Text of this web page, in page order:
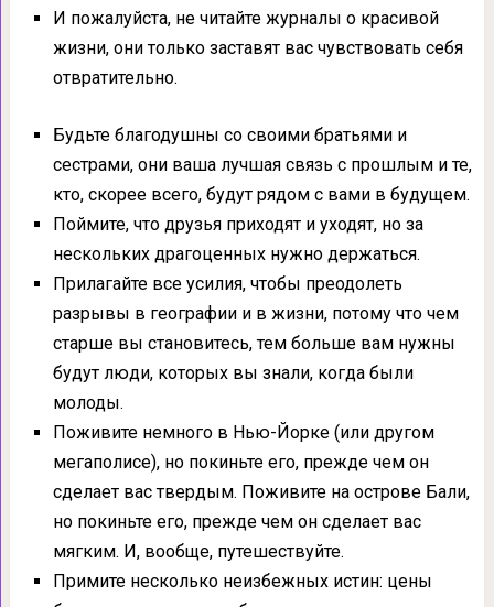
И пожалуйста, не читайте журналы о красивой
жизни, они только заставят вас чувствовать себя
отвратительно.
Будьте благодушны со своими братьями и
сестрами, они ваша лучшая связь с прошлым и те,
кто, скорее всего, будут рядом с вами в будущем.
Поймите, что друзья приходят и уходят, но за
нескольких драгоценных нужно держаться.
Прилагайте все усилия, чтобы преодолеть
разрывы в географии и в жизни, потому что чем
старше вы становитесь, тем больше вам нужны
будут люди, которых вы знали, когда были
молоды.
Поживите немного в Нью-Йорке (или другом
мегаполисе), но покиньте его, прежде чем он
сделает вас твердым. Поживите на острове Бали,
но покиньте его, прежде чем он сделает вас
мягким. И, вообще, путешествуйте.
Примите несколько неизбежных истин: цены